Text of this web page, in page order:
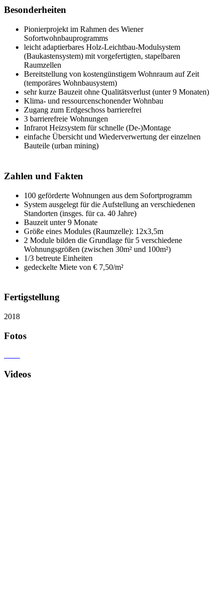
Besonderheiten
Pionierprojekt im Rahmen des Wiener
Sofortwohnbauprogramms
leicht adaptierbares Holz-Leichtbau-Modulsystem
(Baukastensystem) mit vorgefertigten, stapelbaren
Raumzellen
Bereitstellung von kostengünstigem Wohnraum auf Zeit
(temporäres Wohnbausystem)
sehr kurze Bauzeit ohne Qualitätsverlust (unter 9 Monaten)
Klima- und ressourcenschonender Wohnbau
Zugang zum Erdgeschoss barrierefrei
3 barrierefreie Wohnungen
Infrarot Heizsystem für schnelle (De-)Montage
einfache Übersicht und Wiederverwertung der einzelnen
Bauteile (urban mining)
Zahlen und Fakten
100 geförderte Wohnungen aus dem Sofortprogramm
System ausgelegt für die Aufstellung an verschiedenen
Standorten (insges. für ca. 40 Jahre)
Bauzeit unter 9 Monate
Größe eines Modules (Raumzelle): 12x3,5m
2 Module bilden die Grundlage für 5 verschiedene
Wohnungsgrößen (zwischen 30m² und 100m²)
1/3 betreute Einheiten
gedeckelte Miete von € 7,50/m²
Fertigstellung
2018
Fotos
Videos